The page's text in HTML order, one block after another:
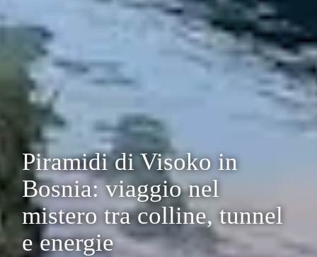
Piramidi di Visoko in
Bosnia: viaggio nel
mistero tra colline, tunnel
e energie